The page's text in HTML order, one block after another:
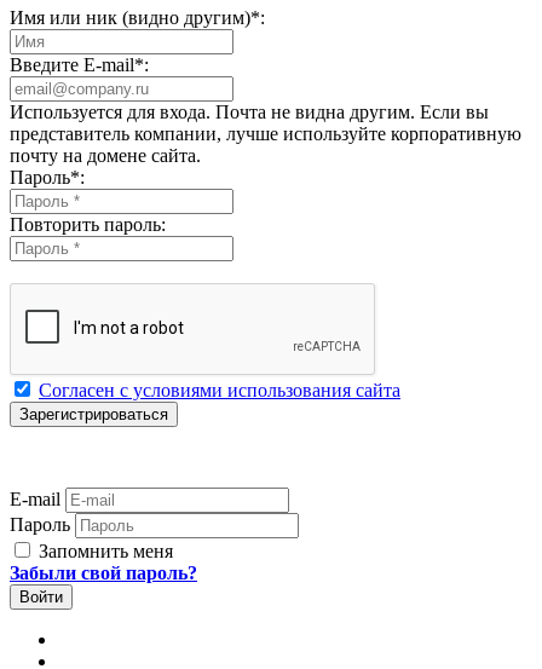
Имя или ник (видно другим)*:
Введите E-mail*:
Используется для входа. Почта не видна другим. Если вы
представитель компании, лучше используйте корпоративную
почту на домене сайта.
Пароль*:
Повторить пароль:
Согласен с условиями использования сайта
E-mail
Пароль
Запомнить меня
Забыли свой пароль?